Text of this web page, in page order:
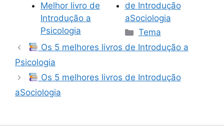
Melhor livro de
Introdução a
Psicologia
de Introdução
aSociologia
Categorias
Tema
Os 5 melhores livros de Introdução a
Psicologia
Os 5 melhores livros de Introdução
aSociologia